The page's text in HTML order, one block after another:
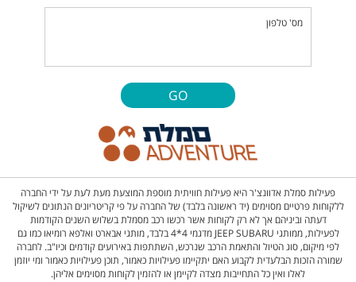
מס' טלפון
GO
פעילות סמלת אדוונצ'ר היא פעילות חוויתית מוספת המוצעת מעת לעת על ידי החברה
ללקוחות פרטיים מסוימים (יד ראשונה בלבד) של החברה על פי קריטריונים הנתונים לשיקול
דעתה וביניהם אך לא רק לקוחות אשר רכשו רכב מסמלת בשלוש השנים הקודמות
לפעילות, ממותגי JEEP SUBARU מדגמי 4*4 בלבד, מותגי אבארט ואלפא רומיאו כמו גם
לפי מיקום, סוג הטיול והתאמת הרכב שנרכש, השתתפות באירועים קודמים וכיו"ב. לחברה
שמורה הזכות הבלעדית לקבוע האם יתקיימו פעילויות כאמור, תוכן פעילויות כאמור ומי יוזמן
לאלו ואין כל התחייבות מצדה לקיימן או להזמין לקוחות מסוימים אליהן.